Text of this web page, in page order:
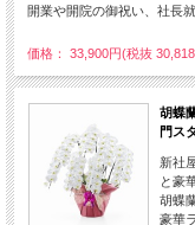
開業や開院の御祝い、社長
価格： 33,900円(税抜
胡蝶
門ス
新社
と豪
胡蝶
豪華